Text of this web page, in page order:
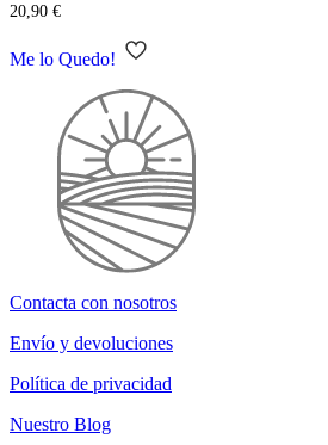
20,90 €
Me lo Quedo!
Contacta con nosotros
Envío y devoluciones
Política de privacidad
Nuestro Blog